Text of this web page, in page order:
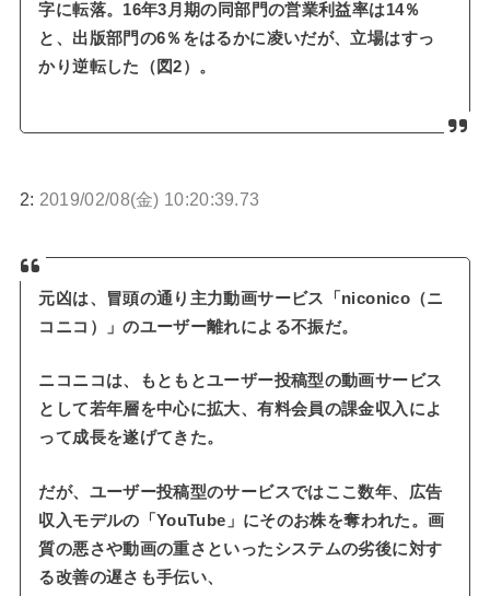
字に転落。16年3月期の同部門の営業利益率は14％
と、出版部門の6％をはるかに凌いだが、立場はすっ
かり逆転した（図2）。
2: 2019/02/08(金) 10:20:39.73
元凶は、冒頭の通り主力動画サービス「niconico（ニ
コニコ）」のユーザー離れによる不振だ。
ニコニコは、もともとユーザー投稿型の動画サービス
として若年層を中心に拡大、有料会員の課金収入によ
って成長を遂げてきた。
だが、ユーザー投稿型のサービスではここ数年、広告
収入モデルの「YouTube」にそのお株を奪われた。画
質の悪さや動画の重さといったシステムの劣後に対す
る改善の遅さも手伝い、